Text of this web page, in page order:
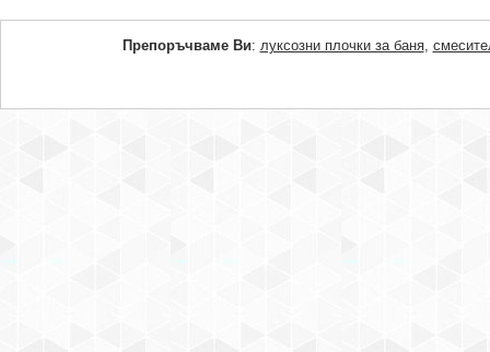
Препоръчваме Ви: луксозни плочки за баня,